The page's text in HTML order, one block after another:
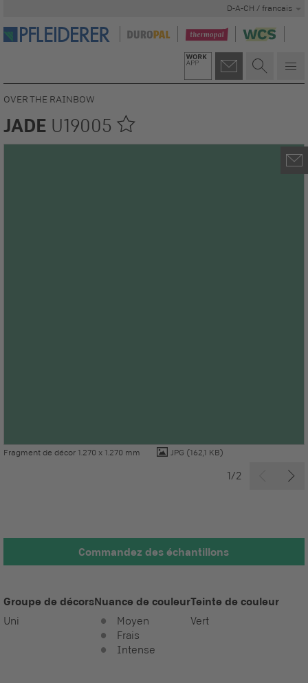
D-A-CH / francais
Fragment de décor 1.270 x 1.270 mm JPG (162,1 KB)
1/2
OVER THE RAINBOW
JADE U19005
Commandez des échantillons
Groupe de décors
Uni
Nuance de couleur
Moyen
Frais
Intense
Teinte de couleur
Vert